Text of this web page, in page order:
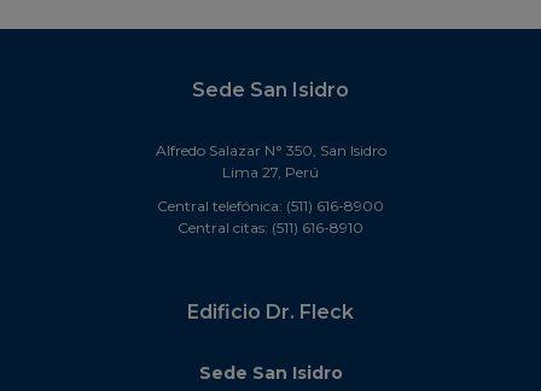
Sede San Isidro
Alfredo Salazar N° 350, San Isidro
Lima 27, Perú
Central telefónica: (511) 616-8900
Central citas: (511) 616-8910
Edificio Dr. Fleck
Sede San Isidro